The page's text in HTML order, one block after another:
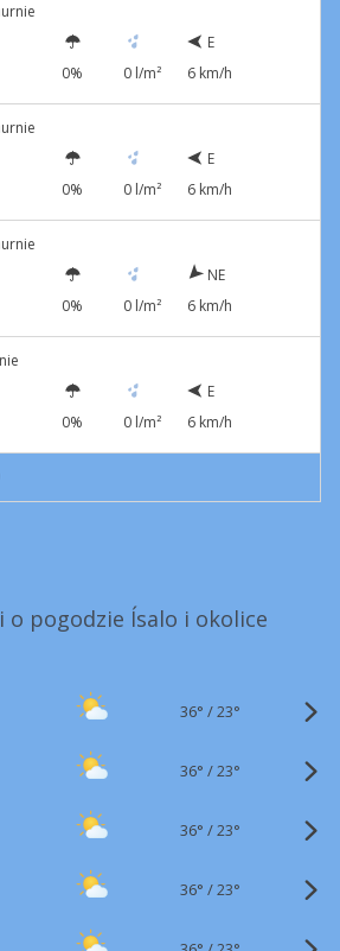
0% 0 l/m²
E
6 km/h
0% 0 l/m²
E
6 km/h
0% 0 l/m²
NE
6 km/h
0% 0 l/m²
E
6 km/h
pogodzie Ísalo i okolice
36° /23°
36° /23°
36° /23°
36° /23°